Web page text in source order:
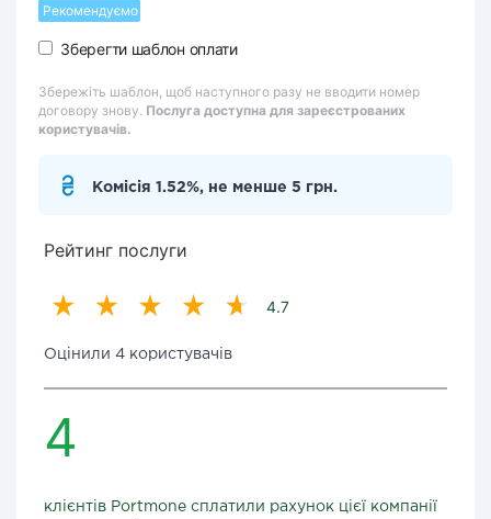
Рекомендуємо
Зберегти шаблон оплати
Збережіть шаблон, щоб наступного разу не вводити номер
договору знову. Послуга доступна для зареєстрованих
користувачів.
Комісія 1.52%, не менше 5 грн.
Рейтинг послуги
4.7
Оцінили 4 користувачів
4
клієнтів Portmone сплатили рахунок цієї компанії